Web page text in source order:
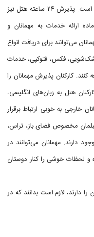
حریق، کپسول آتش نشانی، اتاق چمدان و ... است. پذیرش ۲۴ ساعته هتل نیز
ارائه خدمات به مهمانان و
می‌توانند برای دریافت انواع
فکس، فتوکپی، خدمات
کارکنان پذیرش مهمانان را
هتل به زبان‌های انگلیسی،
خارجی به خوبی ارتباط برقرار
مخصوص فضای باز، تراس،
دارند. مهمانان می‌توانند در
و لحظات خوشی را کنار دوستان
دارند، لازم است بدانند که در